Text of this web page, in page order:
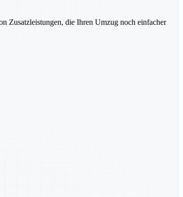
Zusatzleistungen, die Ihren Umzug noch einfacher